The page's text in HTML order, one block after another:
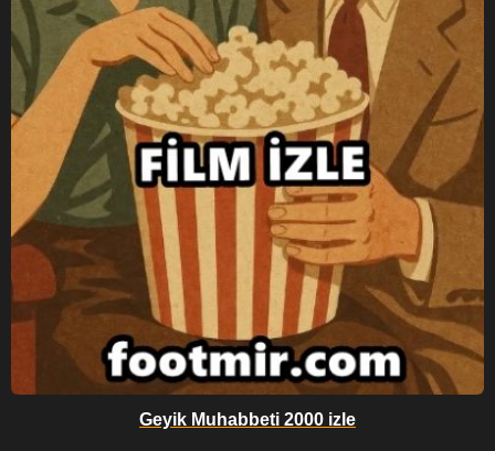
Geyik Muhabbeti 2000 izle